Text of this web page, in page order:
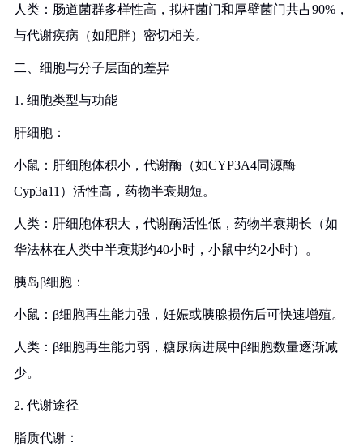
人类：肠道菌群多样性高，拟杆菌门和厚壁菌门共占90%，
与代谢疾病（如肥胖）密切相关。
二、细胞与分子层面的差异
1. 细胞类型与功能
肝细胞：
小鼠：肝细胞体积小，代谢酶（如CYP3A4同源酶
Cyp3a11）活性高，药物半衰期短。
人类：肝细胞体积大，代谢酶活性低，药物半衰期长（如
华法林在人类中半衰期约40小时，小鼠中约2小时）。
胰岛β细胞：
小鼠：β细胞再生能力强，妊娠或胰腺损伤后可快速增殖。
人类：β细胞再生能力弱，糖尿病进展中β细胞数量逐渐减
少。
2. 代谢途径
脂质代谢：